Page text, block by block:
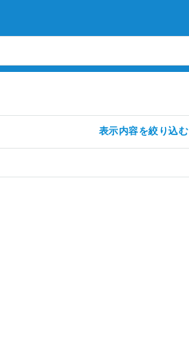
表示内容を絞り込む